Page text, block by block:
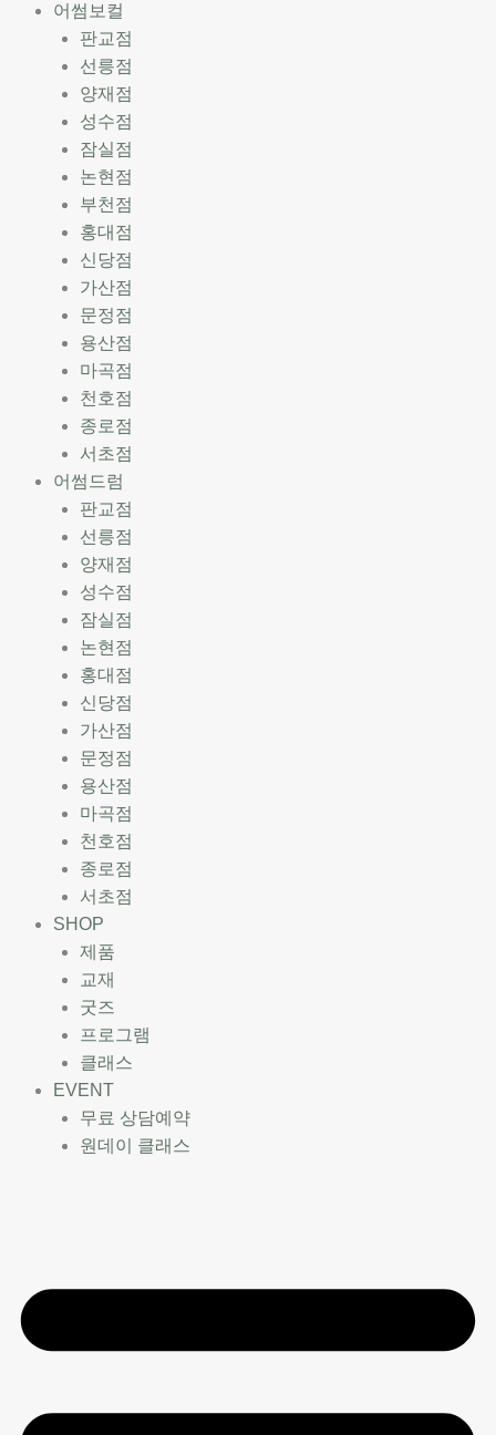
어썸보컬
판교점
선릉점
양재점
성수점
잠실점
논현점
부천점
홍대점
신당점
가산점
문정점
용산점
마곡점
천호점
종로점
서초점
어썸드럼
판교점
선릉점
양재점
성수점
잠실점
논현점
홍대점
신당점
가산점
문정점
용산점
마곡점
천호점
종로점
서초점
SHOP
제품
교재
굿즈
프로그램
클래스
EVENT
무료 상담예약
원데이 클래스